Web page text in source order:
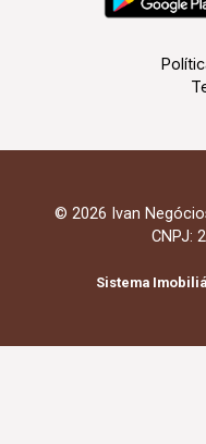
© 2026 Ivan
CNPJ:
Sistema